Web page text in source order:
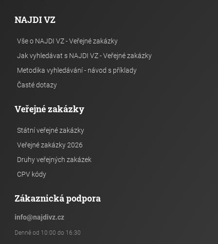
NAJDI VZ
Vše o NAJDI VZ - Veřejné zakázky
Jak vyhledávat s NAJDI VZ - Veřejné zakázky
Metodika vyhledávání - návod s příklady
Časté dotazy
Veřejné zakázky
Státní veřejné zakázky
Veřejné zakázky 2026
Druhy veřejných zakázek
CPV kódy
Zákaznická podpora
info@najdivz.cz
Denně od 10:00 do 16:30